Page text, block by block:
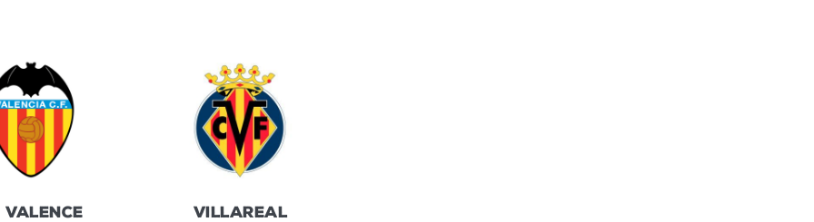
VALENCE VILLAREAL